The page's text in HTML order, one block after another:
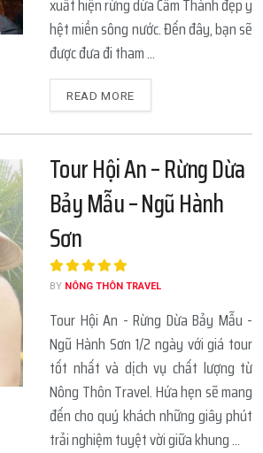
xuất hiện rừng dừa Cẩm Thành đẹp y
hệt miền sông nước. Đến đây, bạn sẽ
được đưa đi tham ...
READ MORE
Tour Hội An – Rừng Dừa
Bảy Mẫu – Ngũ Hành
Sơn
BY NÔNG THÔN TRAVEL
Tour Hội An - Rừng Dừa Bảy Mẫu -
Ngũ Hành Sơn 1/2 ngày với giá tour
tốt nhất và dịch vụ chất lượng từ
Nông Thôn Travel. Hứa hẹn sẽ mang
đến cho quý khách những giây phút
trải nghiệm tuyệt vời giữa khung ...